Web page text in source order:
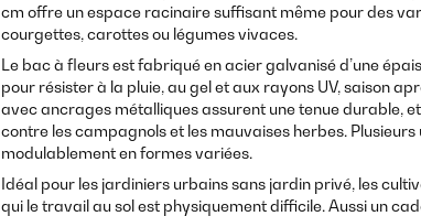
cm offre un espace racinaire suffisant même pour des
courgettes, carottes ou légumes vivaces.
Le bac à fleurs est fabriqué en acier galvanisé d’une
pour résister à la pluie, au gel et aux rayons UV, saison
avec ancrages métalliques assurent une tenue durable,
contre les campagnols et les mauvaises herbes.
modulablement en formes variées.
Idéal pour les jardiniers urbains sans jardin privé, les
qui le travail au sol est physiquement difficile. Aussi un